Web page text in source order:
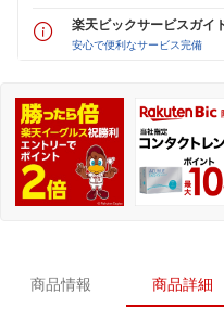
楽天ビックサービスガイ
安心で便利なサービス完備
商品情報 商品詳細